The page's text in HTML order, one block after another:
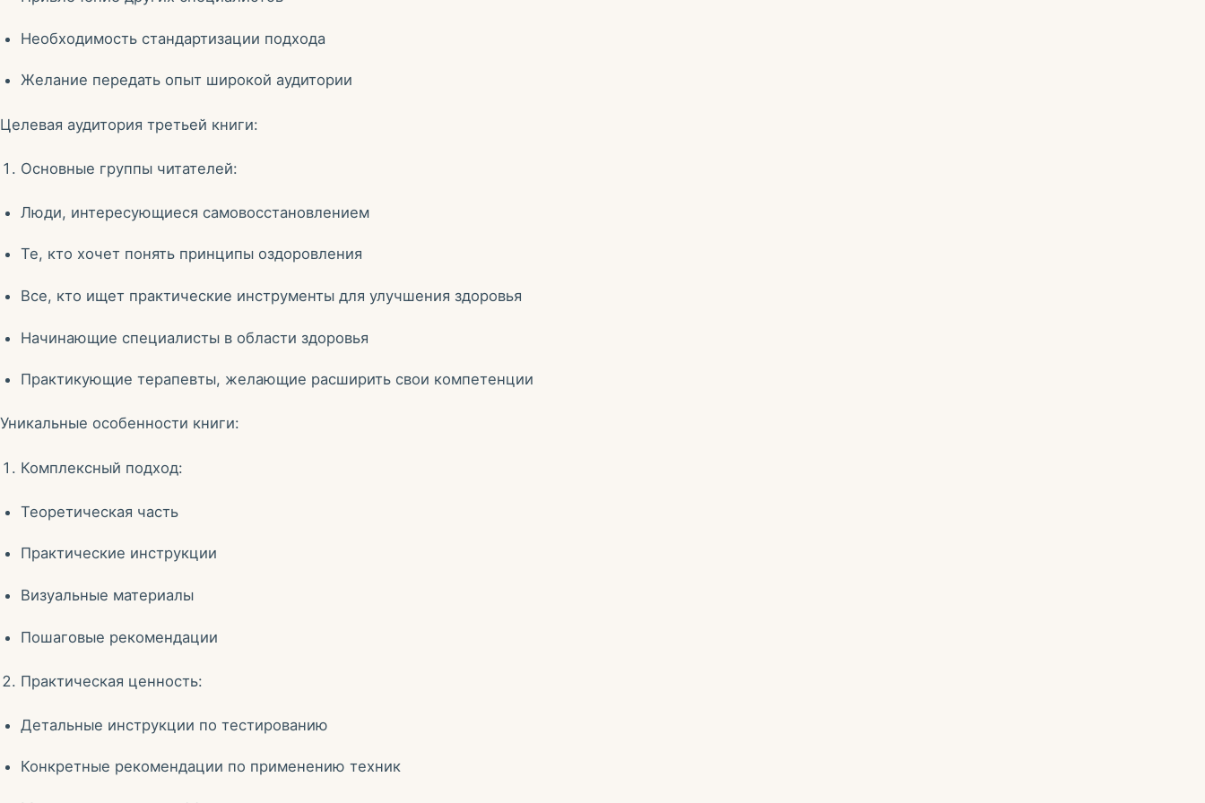
Необходимость стандартизации подхода
Желание передать опыт широкой аудитории
Целевая аудитория третьей книги:
Основные группы читателей:
Люди, интересующиеся самовосстановлением
Те, кто хочет понять принципы оздоровления
Все, кто ищет практические инструменты для улучшения здоровья
Начинающие специалисты в области здоровья
Практикующие терапевты, желающие расширить свои компетенции
Уникальные особенности книги:
Комплексный подход:
Теоретическая часть
Практические инструкции
Визуальные материалы
Пошаговые рекомендации
Практическая ценность:
Детальные инструкции по тестированию
Конкретные рекомендации по применению техник